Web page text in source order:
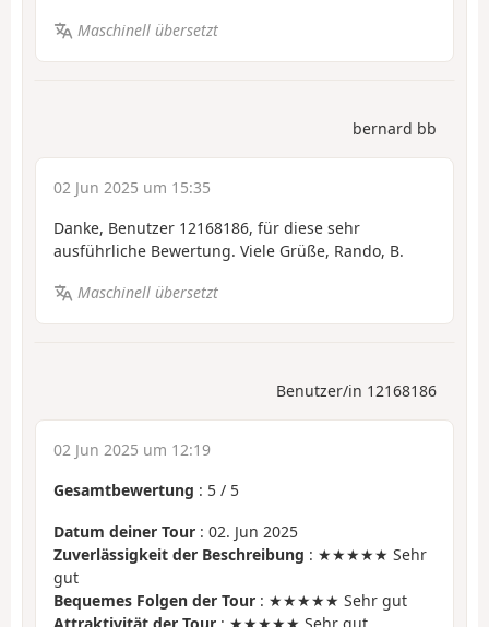
Maschinell übersetzt
bernard bb
02 Jun 2025 um 15:35
Danke, Benutzer 12168186, für diese sehr
ausführliche Bewertung. Viele Grüße, Rando, B.
Maschinell übersetzt
Benutzer/in 12168186
02 Jun 2025 um 12:19
Gesamtbewertung : 5 / 5
Datum deiner Tour : 02. Jun 2025
Zuverlässigkeit der Beschreibung : ★★★★★ Sehr
gut
Bequemes Folgen der Tour : ★★★★★ Sehr gut